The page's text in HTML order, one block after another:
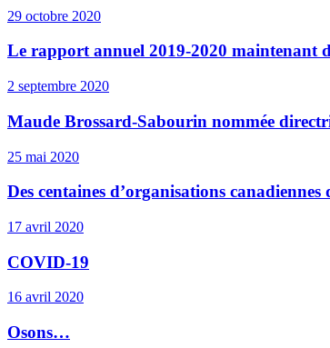
29 octobre 2020
Le rapport annuel 2019-2020 maintenant
2 septembre 2020
Maude Brossard-Sabourin nommée
25 mai 2020
Des centaines d’organisations
17 avril 2020
COVID-19
16 avril 2020
Osons…